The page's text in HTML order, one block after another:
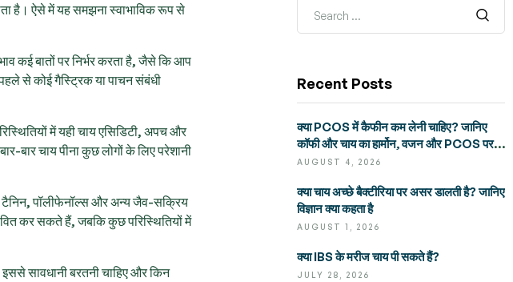
है। ऐसे में यह समझना स्वाभाविक रूप से
कई बातों पर निर्भर करता है, जैसे कि आप
से कोई गैस्ट्रिक या पाचन संबंधी
में यही चाय एसिडिटी, अपच और
चाय पीना कुछ लोगों के लिए परेशानी
टैनिन, पॉलीफेनॉल्स और अन्य जैव-सक्रिय
कर सकते हैं, जबकि कुछ परिस्थितियों में
सावधानी बरतनी चाहिए और किन
Recent Posts
AUGUST 4, 2026
क्या PCOS में कैफीन कम लेनी चाहिए? जानिए
कॉफी और चाय का हार्मोन, वजन और PCOS पर
असर
AUGUST 1, 2026
क्या चाय अच्छे बैक्टीरिया पर असर डालती है? जानिए
विज्ञान क्या कहता है
JULY 28, 2026
क्या IBS के मरीज चाय पी सकते हैं?